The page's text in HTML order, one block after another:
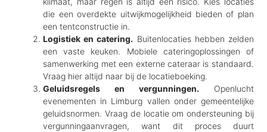
die een overdekte uitwijkmogelijkheid bieden of plan
een tentconstructie in.
Logistiek en catering. Buitenlocaties hebben zelden
een vaste keuken. Mobiele cateringoplossingen of
samenwerking met een externe cateraar is standaard.
Vraag hier altijd naar bij de locatieboeking.
Geluidsregels en vergunningen. Openlucht
evenementen in Limburg vallen onder gemeentelijke
geluidsnormen. Vraag de locatie om ondersteuning bij
vergunningaanvragen, want dit proces duurt